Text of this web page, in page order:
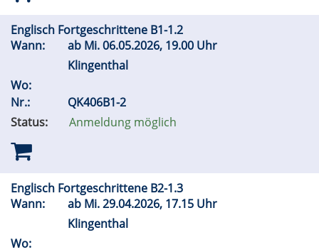
Englisch Fortgeschrittene B1-1.2
Wann:
ab Mi.06.05.2026, 19.00 Uhr
Klingenthal
Wo:
Nr.:
QK406B1-2
Status:
Anmeldung möglich
Englisch Fortgeschrittene B2-1.3
Wann:
ab Mi.29.04.2026, 17.15 Uhr
Klingenthal
Wo: